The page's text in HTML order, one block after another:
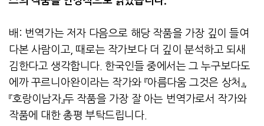
배 : 번역가는 저자 다음으로 해당 작품을 가장 깊이 들여
다본 사람이고 때로는 작가보다 더 깊이 분석하고 되새
김한다고 생각합니다 .한국인들 중에서는 그 누구보다도
에까 꾸르니아완이라는 작가와 『아름다움 그것은 상처』,
『호랑이남자』두 작품을 가장 잘 아는 번역가로서 작가와
작품에 대한 총평 부탁드립니다.